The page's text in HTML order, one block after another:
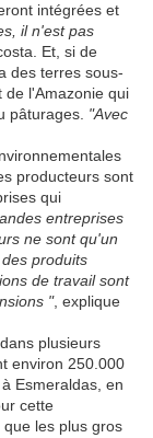
intégrées et
il n'est pas
Et, si de
des terres sous-
de l'Amazonie qui
pâturages. "Avec
producteurs sont
qui
entreprises
ne sont qu'un
produits
de travail sont
", explique
plusieurs
environ 250.000
Esmeraldas, en
cette
les plus gros